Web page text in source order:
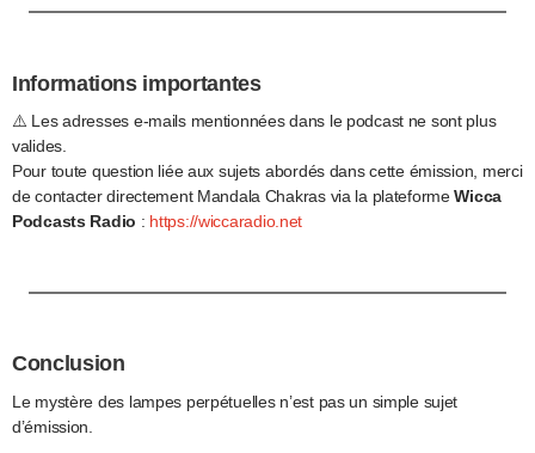
Informations importantes
⚠️ Les adresses e-mails mentionnées dans le podcast ne sont plus
valides.
Pour toute question liée aux sujets abordés dans cette émission, merci
de contacter directement Mandala Chakras via la plateformeWicca
Podcasts Radio : https://wiccaradio.net
Conclusion
Le mystère des lampes perpétuelles n’est pas un simple sujet
d’émission.